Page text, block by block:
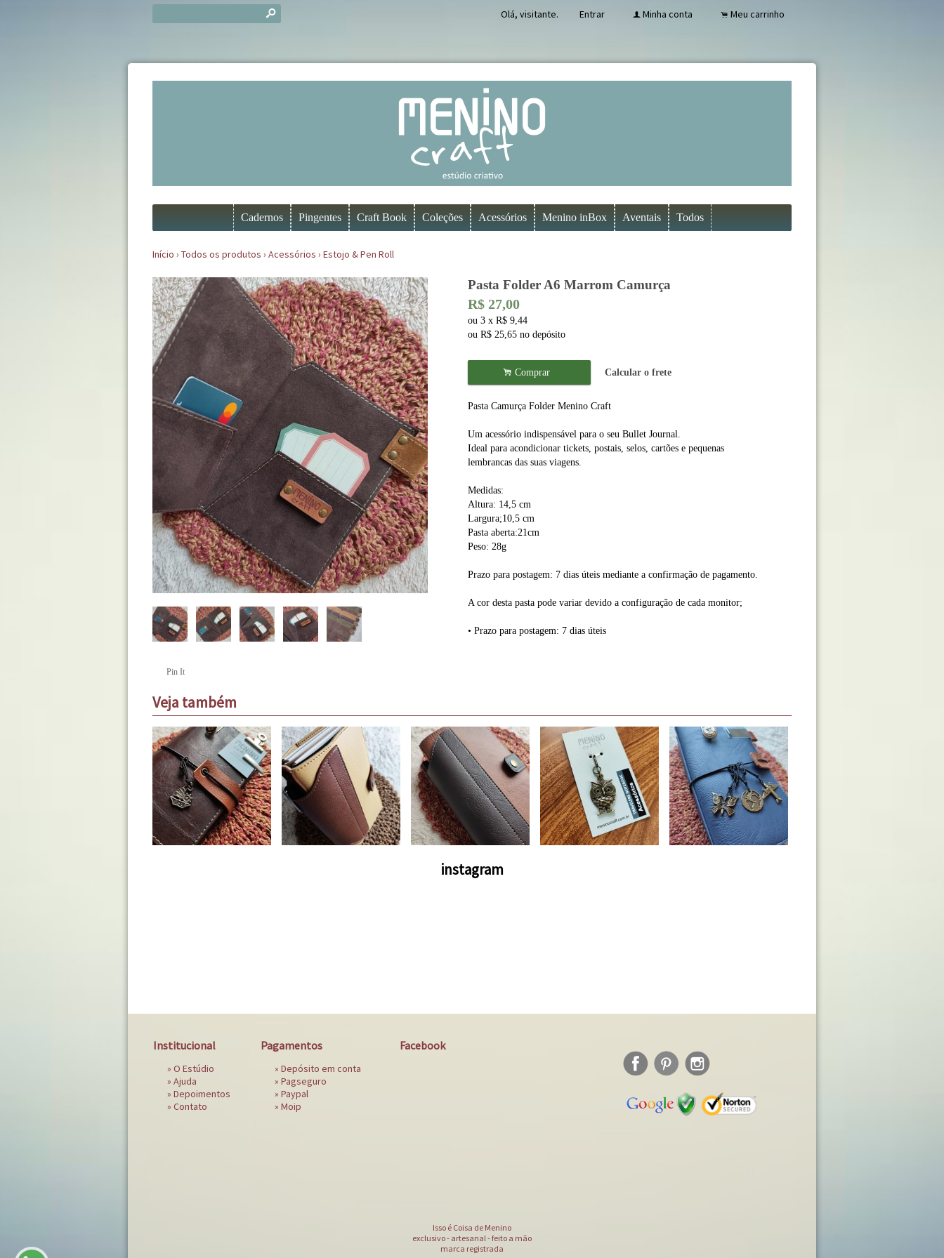
s Olá, visitante. Entrar f Minha conta . Meu carrinho
Cadernos Pingentes Craft Book Coleções Acessórios Menino inBox Aventais Todos
Início › Todos os produtos › Acessórios › Estojo & Pen Roll
Pin It
Pasta Folder A6 Marrom Camurça
R$ 27,00
ou 3 x R$ 9,44
ou R$ 25,65 no depósito
. Comprar Calcular o frete
Pasta Camurça Folder Menino Craft
Um acessório indispensável para o seu Bullet Journal.
Ideal para acondicionar tickets, postais, selos, cartões e pequenas
lembrancas das suas viagens.
Medidas:
Altura: 14,5 cm
Largura;10,5 cm
Pasta aberta:21cm
Peso: 28g
Prazo para postagem: 7 dias úteis mediante a confirmação de pagamento.
A cor desta pasta pode variar devido a configuração de cada monitor;
• Prazo para postagem: 7 dias úteis
Veja também
instagram
Institucional
» O Estúdio
» Ajuda
» Depoimentos
» Contato
Pagamentos
» Depósito em conta
» Pagseguro
» Paypal
» Moip
Facebook
Isso é Coisa de Menino
exclusivo - artesanal - feito a mão
marca registrada